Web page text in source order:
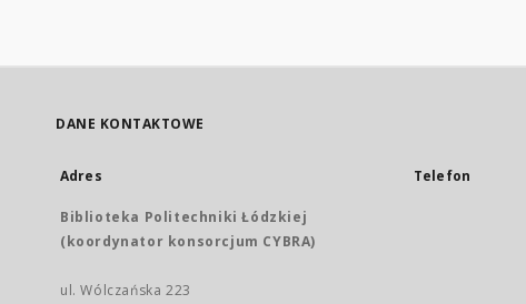
DANE KONTAKTOWE
Adres
Biblioteka Politechniki Łódzkiej
(koordynator konsorcjum CYBRA)
ul. Wólczańska 223
Telefon